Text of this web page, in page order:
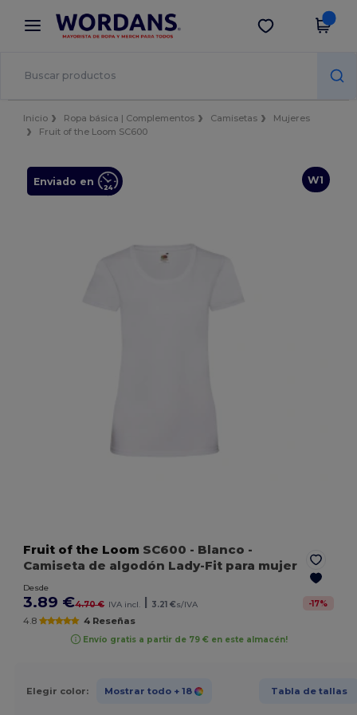
× App de Wordans
¡Mejores precios en app!
Descargar app
Inicio Ropa básica | Complementos Camisetas
Mujeres
Fruit of the Loom SC600
W1
Enviado en
Fruit of the Loom SC600 - Blanco -
Camiseta de algodón Lady-Fit para mujer
Desde
3.89 €4.70 € IVA incl. 3.21 €s/IVA -17%
4.8 4 Reseñas
Envío gratis a partir de 79 € en este almacén!
Elegir color: Mostrar todo + 18 Tabla de tallas